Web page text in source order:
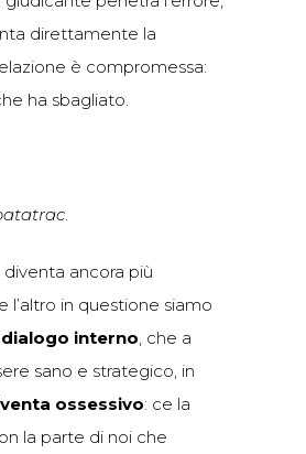
direttamente la
è compromessa:
ha sbagliato.
.
ancora più
l’altro in questione siamo
dialogo interno, che a
sano e strategico, in
ossessivo: ce la
la parte di noi che